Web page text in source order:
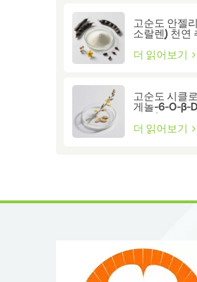
고순도 안젤
소랄렌) 천연
≥98% | 연구
급
더 읽어보기
고순도 시클
게놀-6-O-β-
이드(CAS
더 읽어보기